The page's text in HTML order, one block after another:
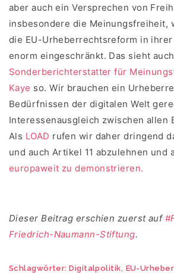
aber auch ein Versprechen von
insbesondere die Meinungsfreiheit,
die EU-Urheberrechtsreform in
enorm eingeschränkt. Das sieht
Sonderberichterstatter für
Kaye so. Wir brauchen ein
Bedürfnissen der digitalen Welt
Interessenausgleich zwischen allen
Als LOAD rufen wir daher dringend
und auch Artikel 11 abzulehnen und
europaweit zu demonstrieren.
Dieser Beitrag erschien zuerst auf
Friedrich-Naumann-Stiftung.
Schlagwörter:Digitalpolitik, EU-